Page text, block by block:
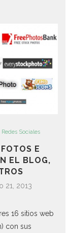
Redes Sociales
E
EL BLOG,
21, 2013
16 sitios web
con sus